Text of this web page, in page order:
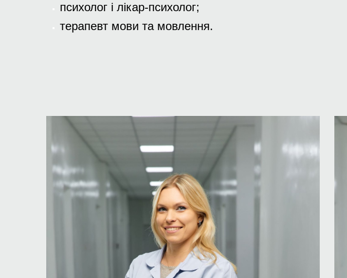
психолог і лікар-психолог;
терапевт мови та мовлення.